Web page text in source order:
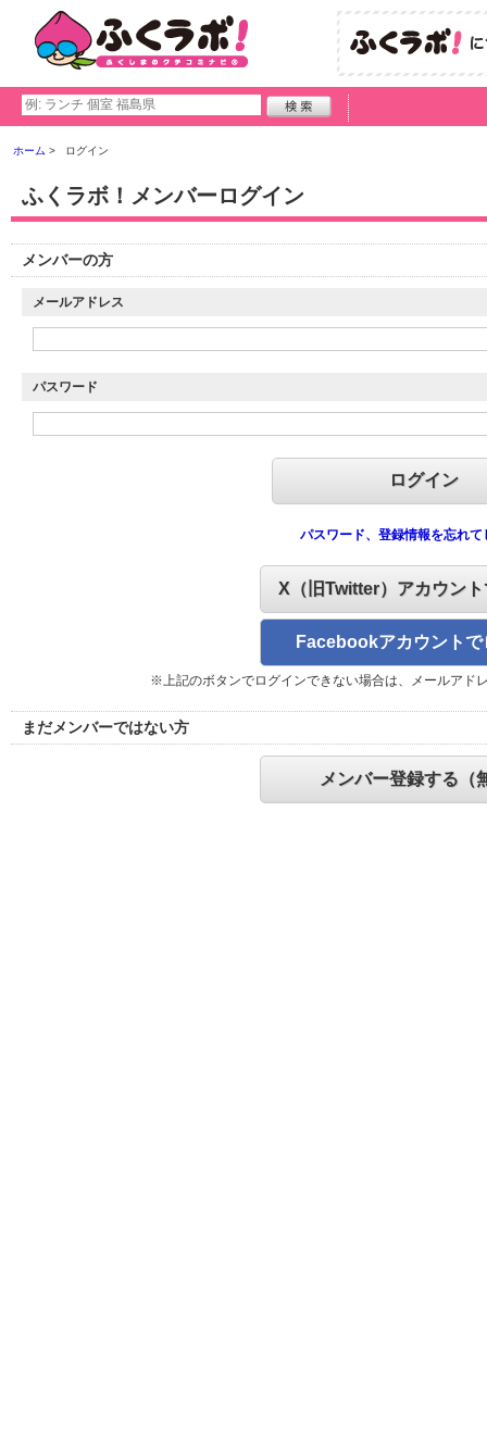
ホーム ログイン
ふくラボ！メンバーログイン
メンバーの方
メールアドレス
パスワード
パスワード、登録情報を忘れて
X（旧Twitter）アカウン
Facebookアカウントで
※上記のボタンでログインできない場合は、メールアド
まだメンバーではない方
メンバー登録する（